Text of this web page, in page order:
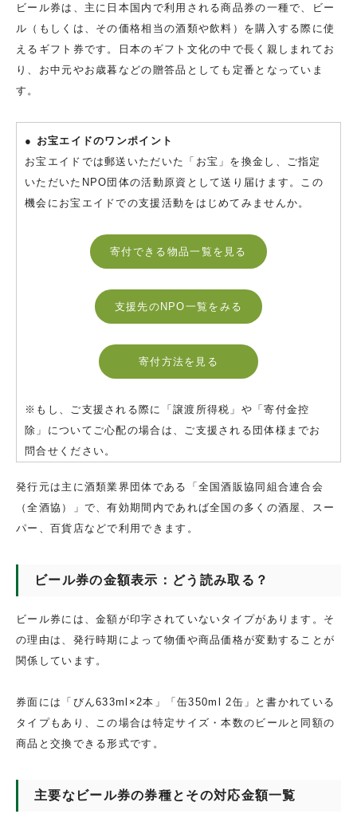
ビール券は、主に日本国内で利用される商品券の一種で、ビー
ル（もしくは、その価格相当の酒類や飲料）を購入する際に使
えるギフト券です。日本のギフト文化の中で長く親しまれてお
り、お中元やお歳暮などの贈答品としても定番となっていま
す。
● お宝エイドのワンポイント
お宝エイドでは郵送いただいた「お宝」を換金し、ご指定
いただいたNPO団体の活動原資として送り届けます。この
機会にお宝エイドでの支援活動をはじめてみませんか。
寄付できる物品一覧を見る
支援先のNPO一覧をみる
寄付方法を見る
※もし、ご支援される際に「譲渡所得税」や「寄付金控
除」についてご心配の場合は、ご支援される団体様までお
問合せください。
発行元は主に酒類業界団体である「全国酒販協同組合連合会
（全酒協）」で、有効期間内であれば全国の多くの酒屋、スー
パー、百貨店などで利用できます。
ビール券の金額表示：どう読み取る？
ビール券には、金額が印字されていないタイプがあります。そ
の理由は、発行時期によって物価や商品価格が変動することが
関係しています。
券面には「びん633ml×2本」「缶350ml 2缶」と書かれている
タイプもあり、この場合は特定サイズ・本数のビールと同額の
商品と交換できる形式です。
主要なビール券の券種とその対応金額一覧